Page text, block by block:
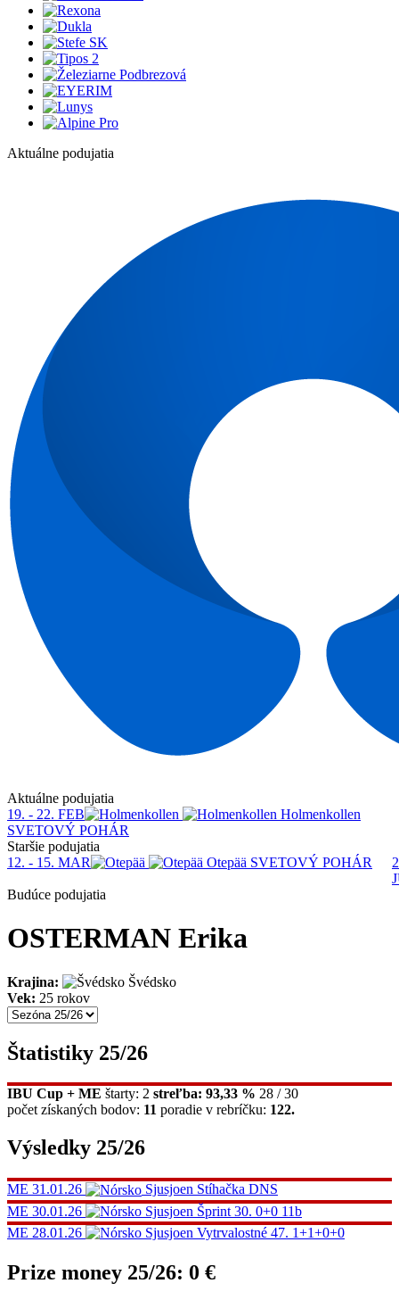
Aktuálne podujatia
Aktuálne podujatia
19. - 22. FEB
Holmenkollen
SVETOVÝ POHÁR
Staršie podujatia
12. - 15. MAR
Otepää SVETOVÝ POHÁR
Budúce podujatia
OSTERMAN Erika
Krajina:
Švédsko
Vek: 25 rokov
Štatistiky 25/26
IBU Cup + ME štarty: 2 streľba: 93,33 % 28 / 30
počet získaných bodov: 11 poradie v rebríčku: 122.
Výsledky 25/26
ME 31.01.26 Sjusjoen Stíhačka DNS
ME 30.01.26 Sjusjoen Šprint 30. 0+0 11b
ME 28.01.26 Sjusjoen Vytrvalostné 47. 1+1+0+0
Prize money 25/26: 0 €